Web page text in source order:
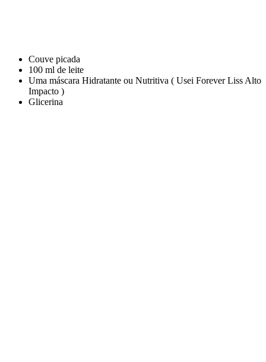
Couve picada
100 ml de leite
Uma máscara Hidratante ou Nutritiva ( Usei Forever Liss Alto
Impacto )
Glicerina